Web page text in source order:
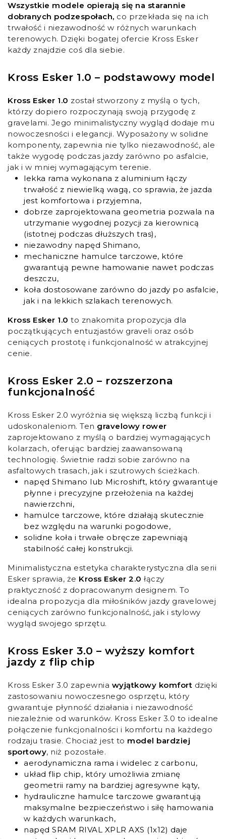
Wszystkie modele opierają się na starannie
dobranych podzespołach, co przekłada się na ich
trwałość i niezawodność w różnych warunkach
terenowych. Dzięki bogatej ofercie Kross Esker
każdy znajdzie coś dla siebie.
Kross Esker 1.0 – podstawowy model
Kross Esker 1.0 został stworzony z myślą o tych,
którzy dopiero rozpoczynają swoją przygodę z
gravelami. Jego minimalistyczny wygląd dodaje mu
nowoczesności i elegancji. Wyposażony w solidne
komponenty, zapewnia nie tylko niezawodność, ale
także wygodę podczas jazdy zarówno po asfalcie,
jak i w mniej wymagającym terenie.
lekka rama wykonana z aluminium łączy
trwałość z niewielką wagą, co sprawia, że jazda
jest komfortowa i przyjemna,
dobrze zaprojektowana geometria pozwala na
utrzymanie wygodnej pozycji za kierownicą
(istotnej podczas dłuższych tras),
niezawodny napęd Shimano,
mechaniczne hamulce tarczowe, które
gwarantują pewne hamowanie nawet podczas
deszczu,
koła dostosowane zarówno do jazdy po asfalcie,
jak i na lekkich szlakach terenowych.
Kross Esker 1.0 to znakomita propozycja dla
początkujących entuzjastów graveli oraz osób
ceniących prostotę i funkcjonalność w atrakcyjnej
cenie.
Kross Esker 2.0 – rozszerzona
funkcjonalność
Kross Esker 2.0 wyróżnia się większą liczbą funkcji i
udoskonaleniom. Ten gravelowy rower
zaprojektowano z myślą o bardziej wymagających
kolarzach, oferując bardziej zaawansowaną
technologię. Świetnie radzi sobie zarówno na
asfaltowych trasach, jak i szutrowych ścieżkach.
napęd Shimano lub Microshift, który gwarantuje
płynne i precyzyjne przełożenia na każdej
nawierzchni,
hamulce tarczowe, które działają skutecznie
bez względu na warunki pogodowe,
solidne koła i trwałe obręcze zapewniają
stabilność całej konstrukcji.
Minimalistyczna estetyka charakterystyczna dla serii
Esker sprawia, że Kross Esker 2.0 łączy
praktyczność z dopracowanym designem. To
idealna propozycja dla miłośników jazdy gravelowej
ceniących zarówno funkcjonalność, jak i stylowy
wygląd swojego sprzętu.
Kross Esker 3.0 – wyższy komfort
jazdy z flip chip
Kross Esker 3.0 zapewnia wyjątkowy komfort dzięki
zastosowaniu nowoczesnego osprzętu, który
gwarantuje płynność działania i niezawodność
niezależnie od warunków. Kross Esker 3.0 to idealne
połączenie funkcjonalności i komfortu na każdego
rodzaju trasie. Chociaż jest to model bardziej
sportowy, niż pozostałe.
aerodynamiczna rama i widelec z carbonu,
układ flip chip, który umożliwia zmianę
geometrii ramy na bardziej agresywne kąty,
hydrauliczne hamulce tarczowe gwarantują
maksymalne bezpieczeństwo i siłę hamowania
w każdych warunkach,
napęd SRAM RIVAL XPLR AXS (1x12) daje